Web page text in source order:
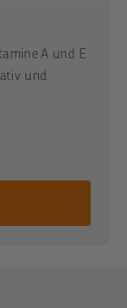
A und E
und